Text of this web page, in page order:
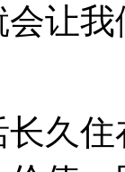
让
住